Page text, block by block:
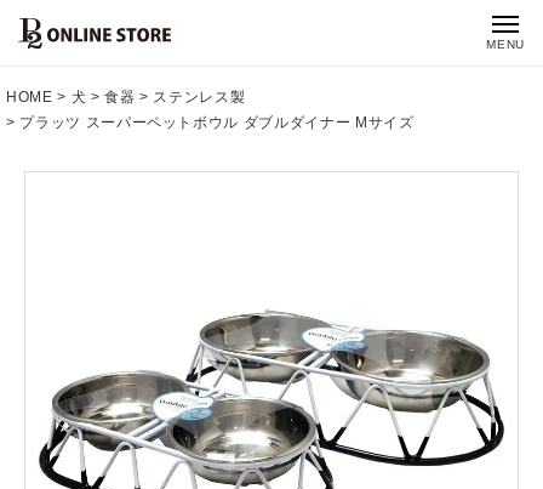
MENU
HOME 犬 食器
ステンレス製
プラッツ スーパーペットボウル ダブルダイナー Mサイズ